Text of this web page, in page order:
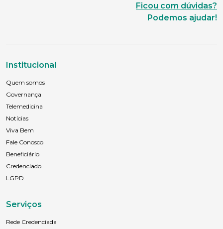
Ficou com dúvidas?
Podemos ajudar!
Institucional
Quem somos
Governança
Telemedicina
Notícias
Viva Bem
Fale Conosco
Beneficiário
Credenciado
LGPD
Serviços
Rede Credenciada